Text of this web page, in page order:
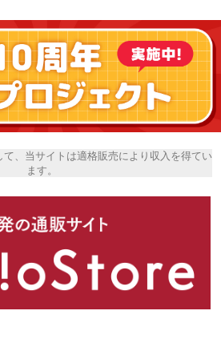
、当サイトは適格販売により収入を得てい
ます。